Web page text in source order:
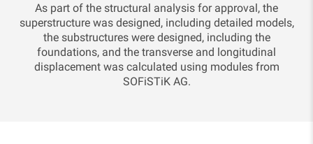
As part of the structural analysis for approval, the
superstructure was designed, including detailed models,
the substructures were designed, including the
foundations, and the transverse and longitudinal
displacement was calculated using modules from
SOFiSTiK AG.